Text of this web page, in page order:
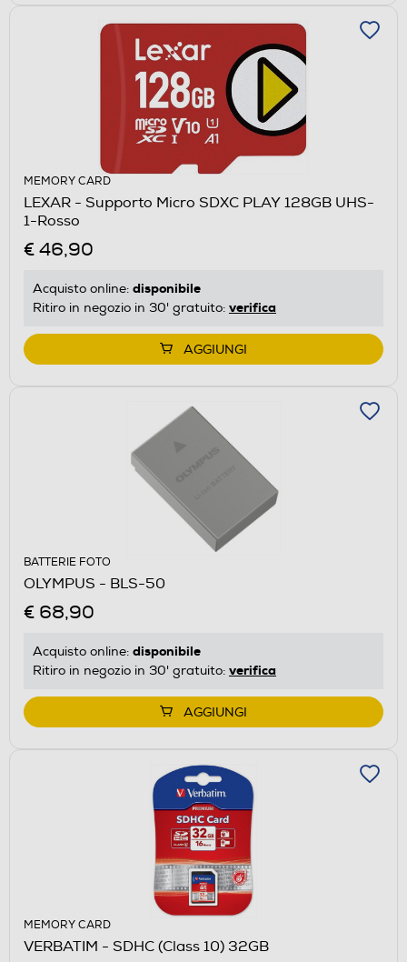
MEMORY CARD
LEXAR - Supporto Micro SDXC PLAY 128GB UHS-
1-Rosso
€ 46,90
Acquisto online: disponibile
Ritiro in negozio in 30' gratuito: verifica
AGGIUNGI
BATTERIE FOTO
OLYMPUS - BLS-50
€ 68,90
Acquisto online: disponibile
Ritiro in negozio in 30' gratuito: verifica
AGGIUNGI
MEMORY CARD
VERBATIM - SDHC (Class 10) 32GB